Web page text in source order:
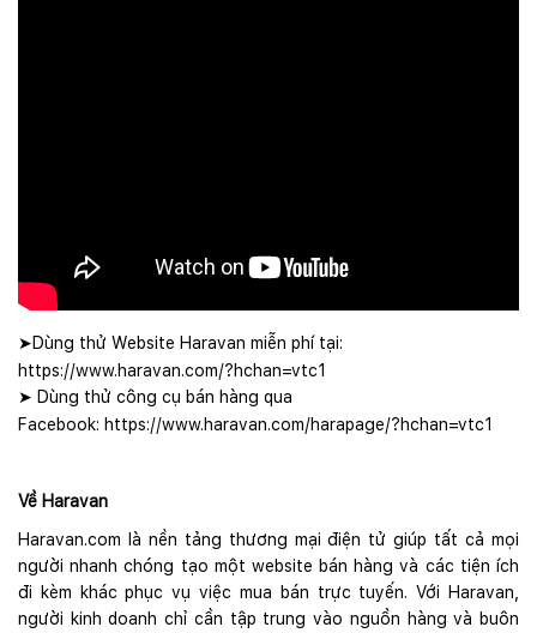
➤ Dùng thử Website Haravan miễn phí tại:
https://www.haravan.com/?hchan=vtc1
➤ Dùng thử công cụ bán hàng qua
Facebook: https://www.haravan.com/harapage/?hchan=vtc1
Về Haravan
Haravan.com là nền tảng thương mại điện tử giúp tất cả mọi
người nhanh chóng tạo một website bán hàng và các tiện ích
đi kèm khác phục vụ việc mua bán trực tuyến. Với Haravan,
người kinh doanh chỉ cần tập trung vào nguồn hàng và buôn